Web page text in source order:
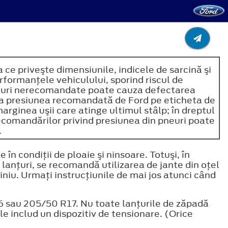
priveşte dimensiunile, indicele de sarcină şi
vehiculului, sporind riscul de
nerecomandate poate cauza defectarea
recomandată de Ford pe eticheta de
uşii care atinge ultimul stâlp; în dreptul
privind presiunea din pneuri poate
condiţii de ploaie şi ninsoare. Totuşi, în
se recomandă utilizarea de jante din oţel
Urmaţi instrucţiunile de mai jos atunci când
205/50 R17. Nu toate lanţurile de zăpadă
includ un dispozitiv de tensionare. (Orice